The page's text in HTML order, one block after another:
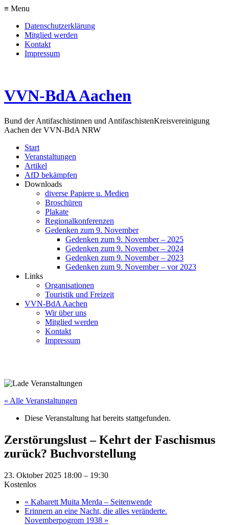
≡ Menu
Datenschutzerklärung
Mitglied werden
Kontakt
Impressum
VVN-BdA Aachen
Bund der Antifaschistinnen und AntifaschistenKreisvereinigung
Aachen der VVN-BdA NRW
Start
Veranstaltungen
Artikel
AfD bekämpfen
Downloads
diverse Papiere u. Medien
Broschüren
Plakate
Regionalkonferenzen
Gedenken zum 9. November
Gedenken zum 9. November – 2025
Gedenken zum 9. November – 2024
Gedenken zum 9. November – 2023
Gedenken zum 9. November – vor 2023
Links
Organisationen
Touristik und Freizeit
VVN-BdA Aachen
Wir über uns
Mitglied werden
Kontakt
Impressum
« Alle Veranstaltungen
Diese Veranstaltung hat bereits stattgefunden.
Zerstörungslust – Kehrt der Faschismus
zurück? Buchvorstellung
23. Oktober 2025 18:00 – 19:30
Kostenlos
« Kabarett Muita Merda – Seitenwende
Erinnern an eine Nacht, die alles veränderte.
Novemberpogrom 1938 »